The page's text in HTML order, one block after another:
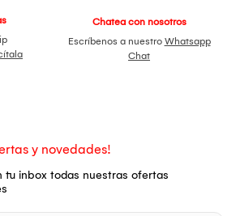
Chatea con nosotros
Escríbenos a nuestro Whatsapp
Chat
y novedades!
tu inbox todas nuestras ofertas